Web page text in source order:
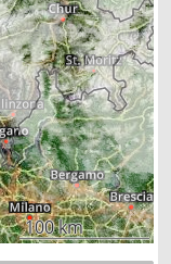
100 km